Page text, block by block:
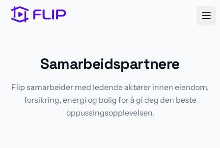
Samarbeidspartnere
Flip samarbeider med ledende aktører innen eiendom,
forsikring, energi og bolig for å gi deg den beste
oppussingsopplevelsen.